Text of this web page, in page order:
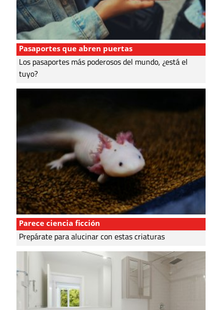
Pasaportes que abren puertas
Los pasaportes más poderosos del mundo, ¿está el
tuyo?
Parece ciencia ficción
Prepárate para alucinar con estas criaturas